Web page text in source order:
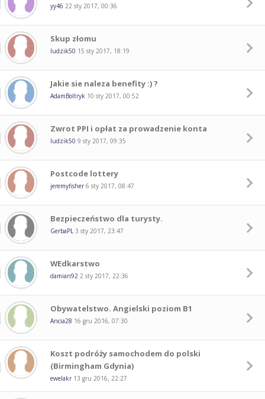
yy46 22 sty 2017, 00:36
Skup złomu
ludzik50 15 sty 2017, 18:19
Jakie sie naleza benefity :) ?
AdamBoltryk 10 sty 2017, 00:52
Zwrot PPI i opłat za prowadzenie konta
ludzik50 9 sty 2017, 09:35
Postcode lottery
jeremyfisher 6 sty 2017, 08:47
Bezpieczeństwo dla turysty.
GerbaPL 3 sty 2017, 23:47
WEdkarstwo
damian92 2 sty 2017, 22:36
Obywatelstwo. Angielski poziom B1
Ancia28 16 gru 2016, 07:30
Koszt podróży samochodem do polski
(Birmingham Gdynia)
ewelakr 13 gru 2016, 22:27